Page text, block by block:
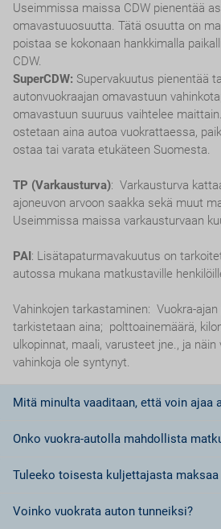
Useimmissa maissa CDW pienentää
omavastuuosuutta. Tätä osuutta on
poistaa se kokonaan hankkimalla
CDW.
SuperCDW: Supervakuutus pienentää
autonvuokraajan omavastuun
omavastuun suuruus vaihtelee
ostetaan aina autoa vuokrattaessa,
ostaa tai varata etukäteen Suomesta.
TP (Varkausturva): Varkausturva
ajoneuvon arvoon saakka sekä muut
Useimmissa maissa varkausturvaan
PAI: Lisätapaturmavakuutus on
autossa mukana matkustaville
Vahinkojen tarkastaminen: Vuokra-
tarkistetaan aina; polttoainemäärä,
ulkopinnat, maali, varusteet jne., ja
vahinkoja ole syntynyt.
Mitä minulta vaaditaan, että voin ajaa
Euroopan unionin jäsenmaissa riittää
kuulu Geneven tai Wienin
Kansainvälisiä ajokortteja voi
Onko vuokra-autolla mahdollista
Ei,ei ole sallittua matkustaa autolautalla
Tuleeko toisesta kuljettajasta
Kyllä.Jokaisesta lisäkuljettajasta tulee
Voinko vuokrata auton tunneiksi?